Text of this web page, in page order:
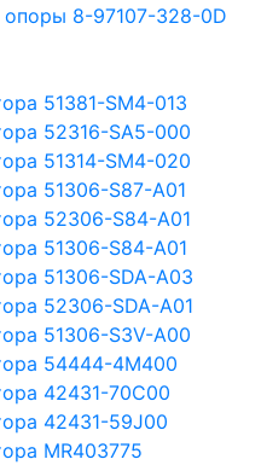
8-97107-328-0D
51381-SM4-013
52316-SA5-000
51314-SM4-020
51306-S87-A01
52306-S84-A01
51306-S84-A01
51306-SDA-A03
52306-SDA-A01
51306-S3V-A00
54444-4M400
42431-70С00
42431-59J00
MR403775